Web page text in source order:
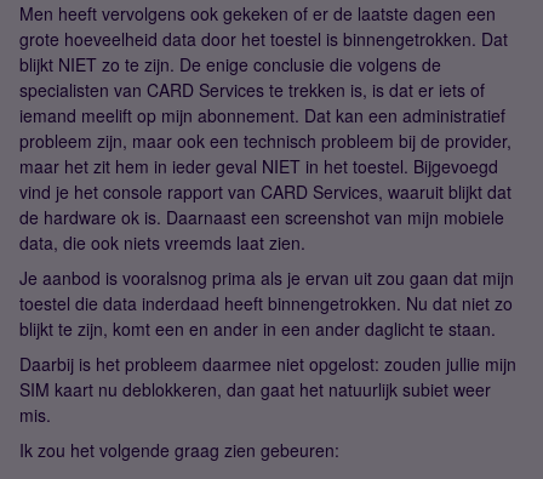
Men heeft vervolgens ook gekeken of er de laatste dagen een
grote hoeveelheid data door het toestel is binnengetrokken. Dat
blijkt NIET zo te zijn. De enige conclusie die volgens de
specialisten van CARD Services te trekken is, is dat er iets of
iemand meelift op mijn abonnement. Dat kan een administratief
probleem zijn, maar ook een technisch probleem bij de provider,
maar het zit hem in ieder geval NIET in het toestel. Bijgevoegd
vind je het console rapport van CARD Services, waaruit blijkt dat
de hardware ok is. Daarnaast een screenshot van mijn mobiele
data, die ook niets vreemds laat zien.
Je aanbod is vooralsnog prima als je ervan uit zou gaan dat mijn
toestel die data inderdaad heeft binnengetrokken. Nu dat niet zo
blijkt te zijn, komt een en ander in een ander daglicht te staan.
Daarbij is het probleem daarmee niet opgelost: zouden jullie mijn
SIM kaart nu deblokkeren, dan gaat het natuurlijk subiet weer
mis.
Ik zou het volgende graag zien gebeuren: